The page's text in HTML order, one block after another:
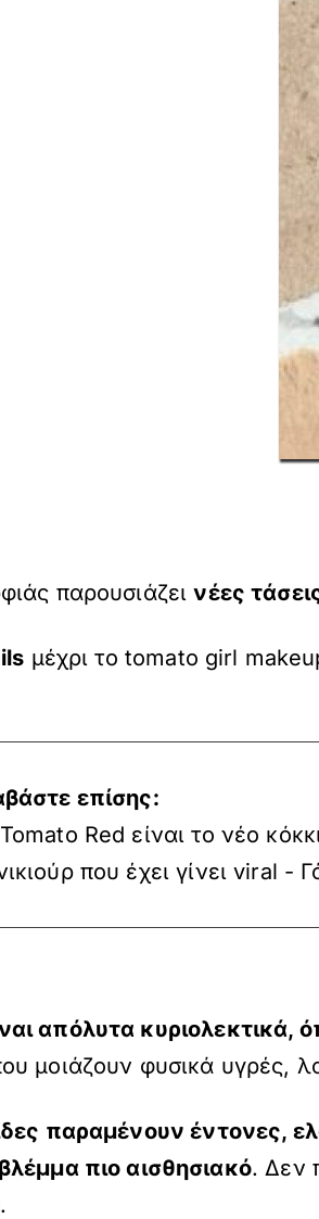
παρουσιάζεινέες
μέχρι το tomato girl
επίσης:
Red είναι το νέο
που έχει γίνει viral -
απόλυτα κυριολεκτικά,
μοιάζουν φυσικά υγρές,
παραμένουν έντονες,
πιο αισθησιακό. Δεν
.